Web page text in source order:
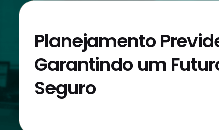
Planejamento
Garantindo um
Seguro